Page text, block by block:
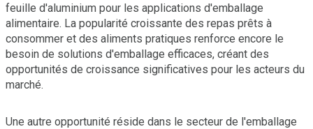
feuille d'aluminium pour les applications d'emballage
alimentaire. La popularité croissante des repas prêts à
consommer et des aliments pratiques renforce encore le
besoin de solutions d'emballage efficaces, créant des
opportunités de croissance significatives pour les acteurs du
marché.
Une autre opportunité réside dans le secteur de l'emballage